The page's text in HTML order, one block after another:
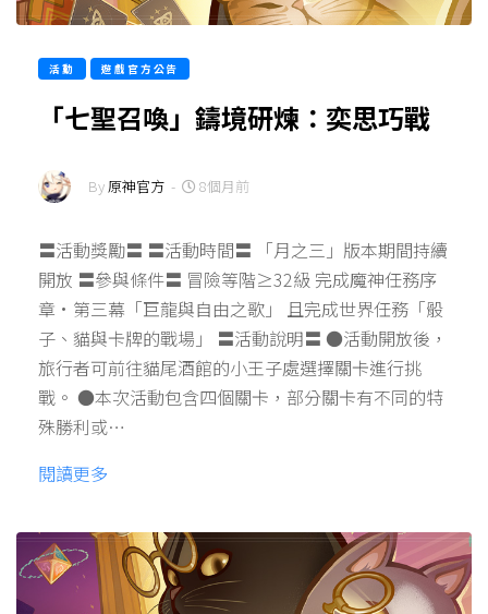
活動 遊戲官方公告
「七聖召喚」鑄境研煉：奕思巧戰
By原神官方 - 8個月前
〓活動獎勵〓 〓活動時間〓 「月之三」版本期間持續
開放 〓參與條件〓 冒險等階≥32級 完成魔神任務序
章·第三幕「巨龍與自由之歌」 且完成世界任務「骰
子、貓與卡牌的戰場」 〓活動說明〓 ●活動開放後，
旅行者可前往貓尾酒館的小王子處選擇關卡進行挑
戰。 ●本次活動包含四個關卡，部分關卡有不同的特
殊勝利或…
閱讀更多